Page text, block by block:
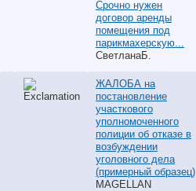
Срочно нужен
договор аренды
помещения под
парикмахерскую...
СветланаБ.
ЖАЛОБА на
постановление
участкового
уполномоченного
полиции об отказе в
возбуждении
уголовного дела
(примерный образец)
MAGELLAN